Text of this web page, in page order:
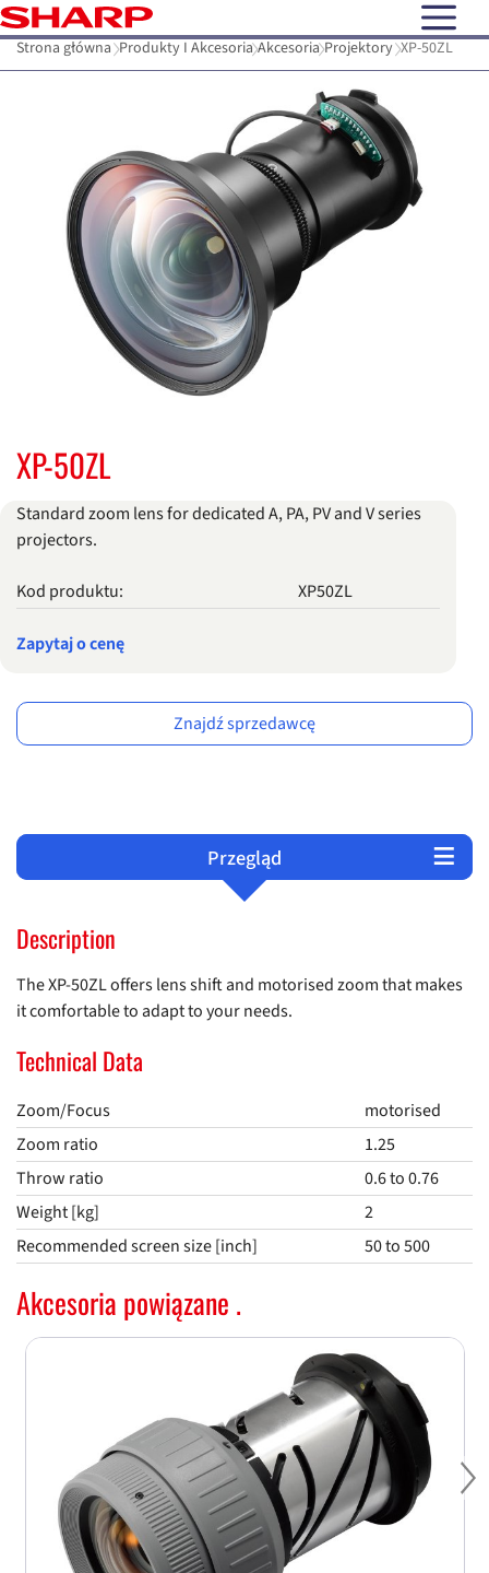
open
Strona główna Produkty I Akcesoria Akcesoria Projektory XP-50ZL
XP-50ZL
Standard zoom lens for dedicated A, PA, PV and V series
projectors.
Kod produktu: XP50ZL
Zapytaj o cenę
Znajdź sprzedawcę
Przegląd
Serwis i wsparcie
Produkty
Description
The XP-50ZL offers lens shift and motorised zoom that makes
it comfortable to adapt to your needs.
Technical Data
Zoom/Focus
motorised
Zoom ratio
1.25
Throw ratio
0.6 to 0.76
Weight [kg]
2
Recommended screen size [inch]
50 to 500
Akcesoria powiązane .